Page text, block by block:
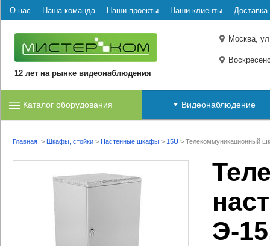
О нас Наша команда Наши проекты Наши клиенты Доставка
12 лет на рынке видеонаблюдения
Москва,
Каталог оборудования Видеонаблюдение
Главная > Шкафы, стойки > Настенные шкафы > 15U > Телекоммуникационный
Э-